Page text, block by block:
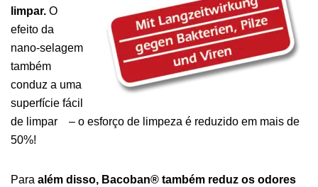
limpar. O
efeito da
nano-selagem
também
conduz a uma
superfície fácil
de limpar – o esforço de limpeza é reduzido em mais de
50%!
Para além disso, Bacoban® também reduz os odores